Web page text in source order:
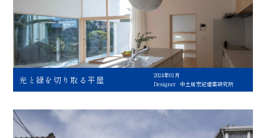
光と緑を切り取る平屋
2024年01月
Designer
中土居宏紀建築研究所